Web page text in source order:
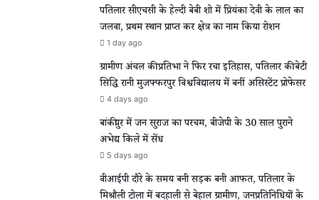
पतिलार सीएचसी के हेल्दी बेबी शो में प्रियंका देवी के लाल का
जलवा, प्रथम स्थान प्राप्त कर क्षेत्र का नाम किया रोशन
1 day ago
ग्रामीण अंचल की प्रतिभा ने फिर रचा इतिहास, पतिलार की बेटी
सिद्धि रानी मुजफ्फरपुर विश्वविद्यालय में बनीं असिस्टेंट प्रोफेसर
4 days ago
बांकीपुर में जन सुराज का परचम, बीजेपी के 30 साल पुराने
अभेद्य किले में सेंध
5 days ago
वीआईपी दौरे के समय बनी सड़क बनी आफत, पतिलार के